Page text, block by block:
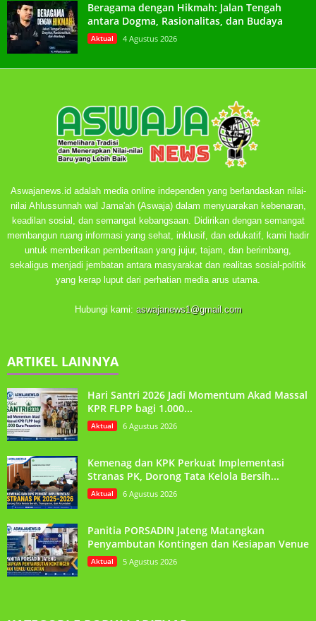
Beragama dengan Hikmah: Jalan Tengah
antara Dogma, Rasionalitas, dan Budaya
Aktual 4 Agustus 2026
Aswajanews.id adalah media online independen yang berlandaskan nilai-
nilai Ahlussunnah wal Jama'ah (Aswaja) dalam menyuarakan kebenaran,
keadilan sosial, dan semangat kebangsaan. Didirikan dengan semangat
membangun ruang informasi yang sehat, inklusif, dan edukatif, kami hadir
untuk memberikan pemberitaan yang jujur, tajam, dan berimbang,
sekaligus menjadi jembatan antara masyarakat dan realitas sosial-politik
yang kerap luput dari perhatian media arus utama.
Hubungi kami: aswajanews1@gmail.com
ARTIKEL LAINNYA
Hari Santri 2026 Jadi Momentum Akad Massal
KPR FLPP bagi 1.000...
Aktual 6 Agustus 2026
Kemenag dan KPK Perkuat Implementasi
Stranas PK, Dorong Tata Kelola Bersih...
Aktual 6 Agustus 2026
Panitia PORSADIN Jateng Matangkan
Penyambutan Kontingen dan Kesiapan Venue
Aktual 5 Agustus 2026